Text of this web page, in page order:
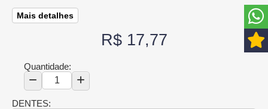
Mais detalhes
R$ 17,77
Quantidade:
DENTES: